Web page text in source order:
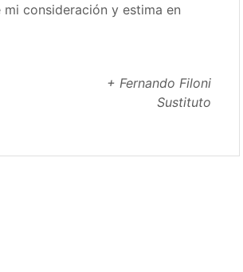
consideración y estima en
+ Fernando Filoni
Sustituto